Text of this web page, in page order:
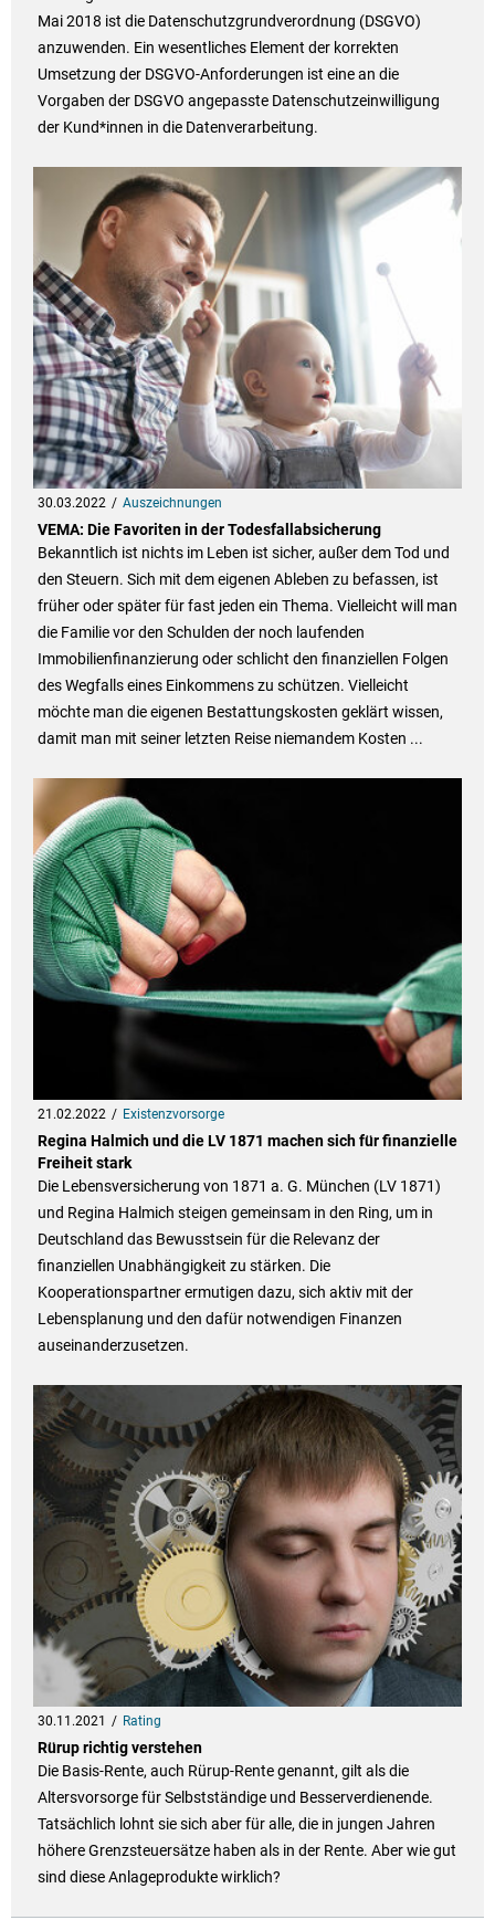
Mai 2018 ist die Datenschutzgrundverordnung (DSGVO)
anzuwenden. Ein wesentliches Element der korrekten
Umsetzung der DSGVO-Anforderungen ist eine an die
Vorgaben der DSGVO angepasste Datenschutzeinwilligung
der Kund*innen in die Datenverarbeitung.
30.03.2022 Auszeichnungen
VEMA: Die Favoriten in der Todesfallabsicherung
Bekanntlich ist nichts im Leben ist sicher, außer dem Tod und
den Steuern. Sich mit dem eigenen Ableben zu befassen, ist
früher oder später für fast jeden ein Thema. Vielleicht will man
die Familie vor den Schulden der noch laufenden
Immobilienfinanzierung oder schlicht den finanziellen Folgen
des Wegfalls eines Einkommens zu schützen. Vielleicht
möchte man die eigenen Bestattungskosten geklärt wissen,
damit man mit seiner letzten Reise niemandem Kosten ...
21.02.2022 Existenzvorsorge
Regina Halmich und die LV 1871 machen sich für finanzielle
Freiheit stark
Die Lebensversicherung von 1871 a. G. München (LV 1871)
und Regina Halmich steigen gemeinsam in den Ring, um in
Deutschland das Bewusstsein für die Relevanz der
finanziellen Unabhängigkeit zu stärken. Die
Kooperationspartner ermutigen dazu, sich aktiv mit der
Lebensplanung und den dafür notwendigen Finanzen
auseinanderzusetzen.
30.11.2021 Rating
Rürup richtig verstehen
Die Basis-Rente, auch Rürup-Rente genannt, gilt als die
Altersvorsorge für Selbstständige und Besserverdienende.
Tatsächlich lohnt sie sich aber für alle, die in jungen Jahren
höhere Grenzsteuersätze haben als in der Rente. Aber wie gut
sind diese Anlageprodukte wirklich?